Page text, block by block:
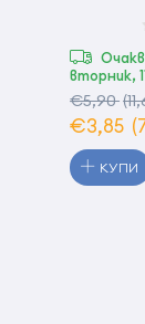
вторник,
€5,90
€3,85
КУПИ